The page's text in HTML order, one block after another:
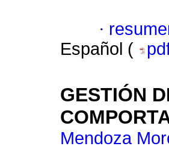
·
Español (
GESTIÓN
Mendoza